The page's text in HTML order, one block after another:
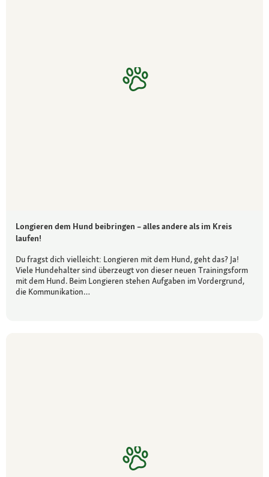
Longieren dem Hund beibringen – alles andere als im Kreis
laufen!
Du fragst dich vielleicht: Longieren mit dem Hund, geht das? Ja!
Viele Hundehalter sind überzeugt von dieser neuen Trainingsform
mit dem Hund. Beim Longieren stehen Aufgaben im Vordergrund,
die Kommunikation…